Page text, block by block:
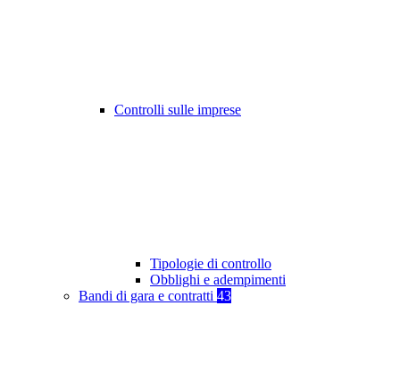
Controlli sulle imprese
Tipologie di controllo
Obblighi e adempimenti
Bandi di gara e contratti 43